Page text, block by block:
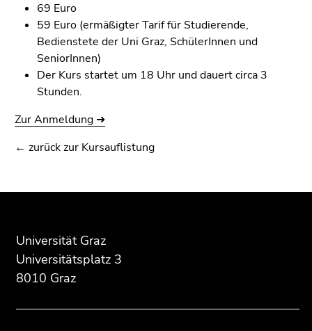
69 Euro
59 Euro (ermäßigter Tarif für Studierende,
Bedienstete der Uni Graz, SchülerInnen und
SeniorInnen)
Der Kurs startet um 18 Uhr und dauert circa 3
Stunden.
Zur Anmeldung ➜
← zurück zur Kursauflistung
Seitenbereichs:
Zusatzinformationen:
Universität Graz
Universitätsplatz 3
8010 Graz
Seitenbereichs.
Übersicht
Seitenbereichs.
Übersicht